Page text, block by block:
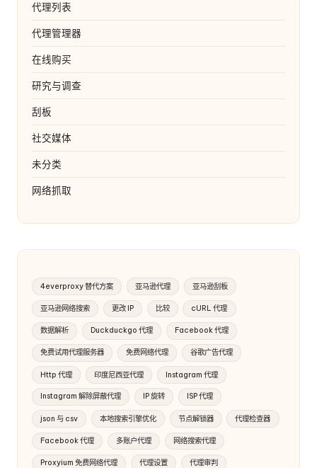
代理列表
代理管理器
在线购买
研究与调查
刮板
社交媒体
未分类
网络抓取
4everproxy 替代方案 亚马逊代理 亚马逊刮板
亚马逊网络搜索 更改 IP 比较 cURL 代理
数据解析 Duckduckgo 代理 Facebook 代理
免费试用代理服务器 免费网络代理 谷歌广告代理
Http 代理 印度尼西亚代理 Instagram 代理
Instagram 解除屏蔽代理 IP 旋转 ISP 代理
json 与 csv 本地搜索引擎优化 节点解锁器 代理检查器
Facebook 代理 多账户代理 网络搜索代理
Proxyium 免费网络代理 代理设置 代理审判